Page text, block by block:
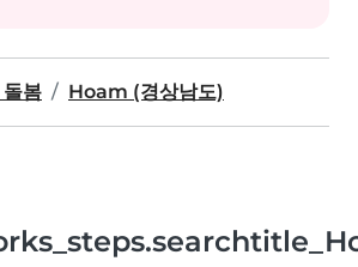
돌봄 Hoam (경상남도)